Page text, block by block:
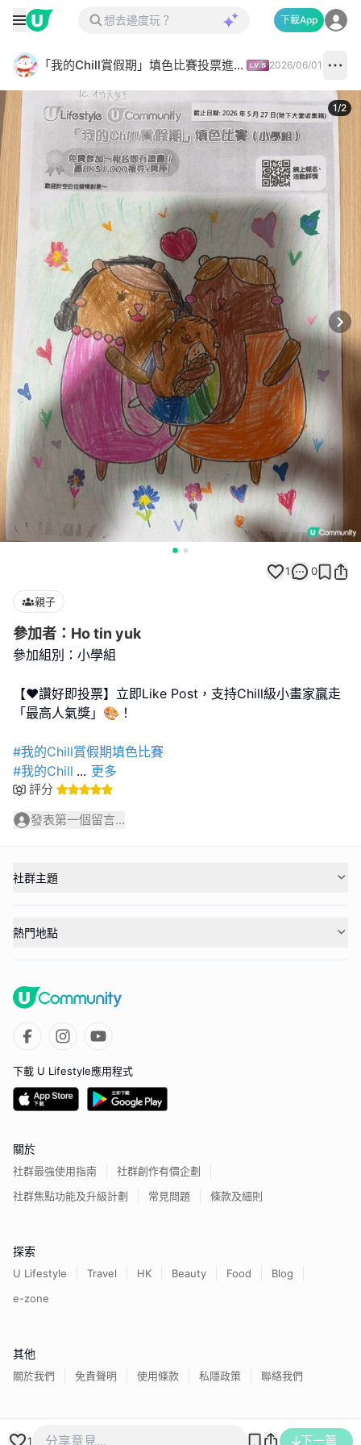
下載App
「我的Chill賞假期」填色比賽投票進行中✅ 2026/06/01
1/2
1 0
親子
參加者：Ho tin yuk
參加組別：小學組
【❤️讚好即投票】立即Like Post，支持Chill級小畫家贏走
「最高人氣獎」🎨！
#我的Chill賞假期填色比賽
#我的Chill ... 更多
評分
發表第一個留言...
1 下一篇
社群主題
熱門地點
下載 U Lifestyle應用程式
關於
社群最強使用指南
社群創作有價企劃
社群焦點功能及升級計劃
常見問題 條款及細則
探索
U Lifestyle Travel HK Beauty Food
Blog
e-zone
其他
關於我們 免責聲明 使用條款 私隱政策 聯絡我們
香港經濟日報版權所有©